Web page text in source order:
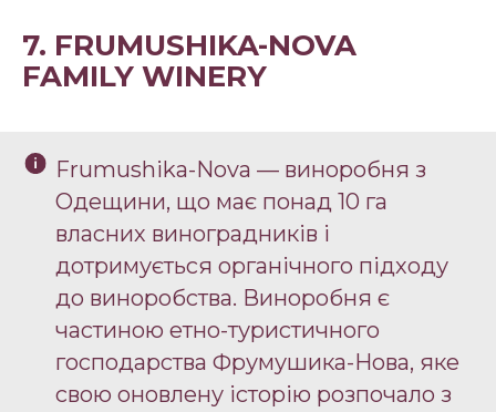
7. FRUMUSHIKA-NOVA
FAMILY WINERY
Frumushika-Nova — виноробня з
Одещини, що має понад 10 га
власних виноградників і
дотримується органічного підходу
до виноробства. Виноробня є
частиною етно-туристичного
господарства Фрумушика-Нова, яке
свою оновлену історію розпочало з